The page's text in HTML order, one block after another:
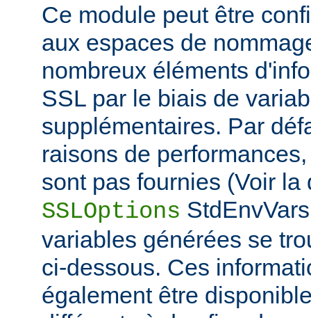
Ce module peut être
aux espaces de
nombreux éléments
SSL par le biais de
supplémentaires. Par
raisons de
sont pas fournies (Voir la
SSLOptions
variables générées se
ci-dessous. Ces
également être